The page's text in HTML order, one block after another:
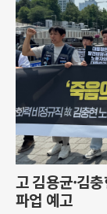
고 김용균·김
파업 예고